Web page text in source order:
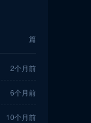
篇
2个月前
6个月前
10个月前